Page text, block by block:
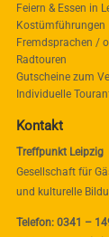
Feiern & Essen in
Kostümführungen
Fremdsprachen /
Radtouren
Gutscheine zum
Individuelle
Kontakt
Treffpunkt Leipzig
Gesellschaft für
und kulturelle
Telefon: 0341 –